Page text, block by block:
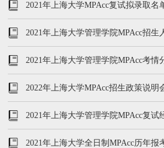
2021年上海大学MPAcc复试拟录取名
2021年上海大学管理学院MPAcc招生
2021年上海大学管理学院MPAcc考情
2022年上海大学MPAcc招生政策说明
2021年上海大学管理学院MPAcc复试
2021年上海大学全日制MPAcc历年报